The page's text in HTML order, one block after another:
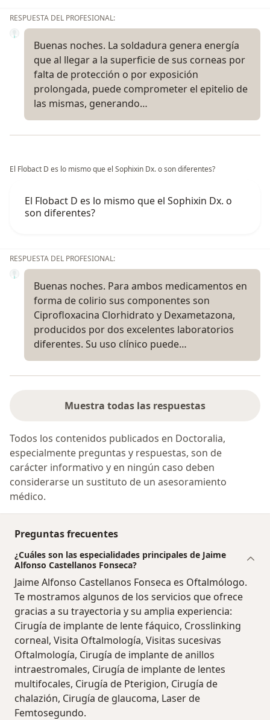
RESPUESTA DEL PROFESIONAL:
Buenas noches. La soldadura genera energía
que al llegar a la superficie de sus corneas por
falta de protección o por exposición
prolongada, puede comprometer el epitelio de
las mismas, generando…
El Flobact D es lo mismo que el Sophixin Dx. o son diferentes?
El Flobact D es lo mismo que el Sophixin Dx. o
son diferentes?
RESPUESTA DEL PROFESIONAL:
Buenas noches. Para ambos medicamentos en
forma de colirio sus componentes son
Ciprofloxacina Clorhidrato y Dexametazona,
producidos por dos excelentes laboratorios
diferentes. Su uso clínico puede…
Muestra todas las respuestas
Todos los contenidos publicados en Doctoralia,
especialmente preguntas y respuestas, son de
carácter informativo y en ningún caso deben
considerarse un sustituto de un asesoramiento
médico.
Preguntas frecuentes
¿Cuáles son las especialidades principales de Jaime
Alfonso Castellanos Fonseca?
Jaime Alfonso Castellanos Fonseca es Oftalmólogo.
Te mostramos algunos de los servicios que ofrece
gracias a su trayectoria y su amplia experiencia:
Cirugía de implante de lente fáquico, Crosslinking
corneal, Visita Oftalmología, Visitas sucesivas
Oftalmología, Cirugía de implante de anillos
intraestromales, Cirugía de implante de lentes
multifocales, Cirugía de Pterigion, Cirugía de
chalazión, Cirugía de glaucoma, Laser de
Femtosegundo.